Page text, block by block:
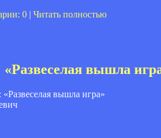
0 | Читать полностью
вышла